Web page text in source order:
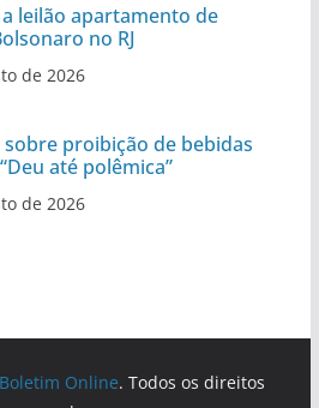
a leilão apartamento de
no RJ
de 2026
proibição de bebidas
até polêmica”
de 2026
Online. Todos os direitos